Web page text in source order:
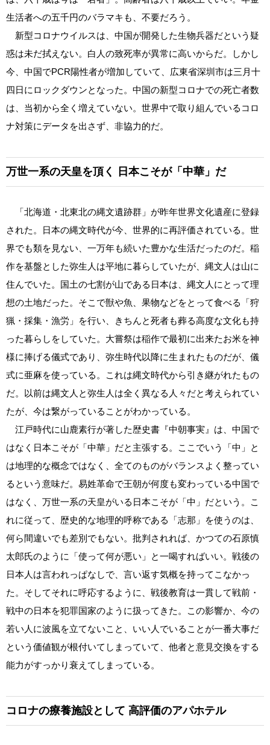
生活者への五千円のバラマキも、不要だろう。
新型コロナウイルスは、中国が開発した生物兵器だという疑
惑は未だ拭えない。白人の致死率が異常に高いからだ。しかし
今、中国でPCR陽性者が増加していて、広東省深圳市は三月十
四日にロックダウンとなった。中国の新型コロナでの死亡者数
は、当初から全く増えていない。世界中で取り組んでいるコロ
ナ対策にデータを出さず、非協力的だ。
万世一系の天皇を頂く 日本こそが「中華」だ
「北海道・北東北の縄文遺跡群」が昨年世界文化遺産に登録
された。日本の縄文時代が今、世界的に再評価されている。世
界でも類を見ない、一万年も続いた豊かな生活だったのだ。稲
作を基盤とした弥生人は平地に暮らしていたが、縄文人は山に
住んでいた。国土の七割が山である日本は、縄文人にとって理
想の土地だった。そこで獣や魚、果物などをとって食べる「狩
猟・採集・漁労」を行い、きちんと死者も葬る高度な文化も持
った暮らしをしていた。大嘗祭は稲作で最初に出来たお米を神
様に捧げる儀式であり、弥生時代以降に生まれたものだが、儀
式に亜麻を使っている。これは縄文時代から引き継がれたもの
だ。以前は縄文人と弥生人は全く異なる人々だと考えられてい
たが、今は繋がっていることがわかっている。
江戸時代に山鹿素行が著した歴史書『中朝事実』は、中国で
はなく日本こそが「中華」だと主張する。ここでいう「中」と
は地理的な概念ではなく、全てのものがバランスよく整ってい
るという意味だ。易姓革命で王朝が何度も変わっている中国で
はなく、万世一系の天皇がいる日本こそが「中」だという。こ
れに従って、歴史的な地理的呼称である「志那」を使うのは、
何ら間違いでも差別でもない。批判されれば、かつての石原慎
太郎氏のように「使って何が悪い」と一喝すればいい。戦後の
日本人は言われっぱなしで、言い返す気概を持ってこなかっ
た。そしてそれに呼応するように、戦後教育は一貫して戦前・
戦中の日本を犯罪国家のように扱ってきた。この影響か、今の
若い人に波風を立てないこと、いい人でいることが一番大事だ
という価値観が根付いてしまっていて、他者と意見交換をする
能力がすっかり衰えてしまっている。
コロナの療養施設として 高評価のアパホテル